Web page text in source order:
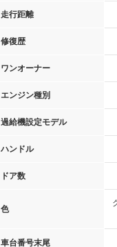
走行距離
修復歴
ワンオーナー
エンジン種別
過給機設定モデル
ハンドル
ドア数
色
車台番号末尾